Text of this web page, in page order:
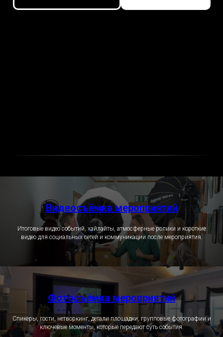
Видеосъёмка мероприятий
Итоговые видео событий, хайлайты, атмосферные ролики и короткие
видео для социальных сетей и коммуникации после мероприятия.
Фотосъёмка мероприятий
Спикеры, гости, нетворкинг, детали площадки, групповые фотографии и
ключевые моменты, которые передают суть события.